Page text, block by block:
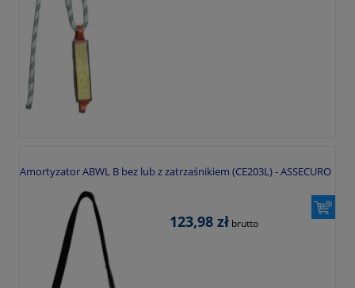
Amortyzator ABWL B bez lub z zatrzaśnikiem (CE203L) - ASSECURO
123,98 zł brutto